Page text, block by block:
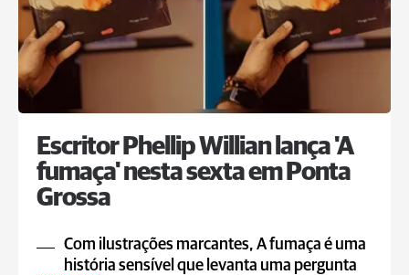
Escritor Phellip Willian lança 'A
fumaça' nesta sexta em Ponta
Grossa
Com ilustrações marcantes, A fumaça é uma
história sensível que levanta uma pergunta